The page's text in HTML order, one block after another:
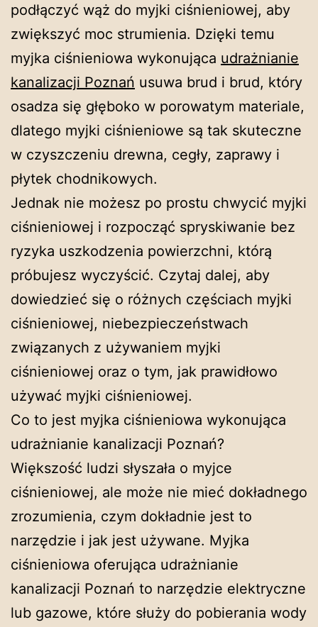
podłączyć wąż do myjki ciśnieniowej, aby
zwiększyć moc strumienia. Dzięki temu
myjka ciśnieniowa wykonująca udrażnianie
kanalizacji Poznań usuwa brud i brud, który
osadza się głęboko w porowatym materiale,
dlatego myjki ciśnieniowe są tak skuteczne
w czyszczeniu drewna, cegły, zaprawy i
płytek chodnikowych.
Jednak nie możesz po prostu chwycić myjki
ciśnieniowej i rozpocząć spryskiwanie bez
ryzyka uszkodzenia powierzchni, którą
próbujesz wyczyścić. Czytaj dalej, aby
dowiedzieć się o różnych częściach myjki
ciśnieniowej, niebezpieczeństwach
związanych z używaniem myjki
ciśnieniowej oraz o tym, jak prawidłowo
używać myjki ciśnieniowej.
Co to jest myjka ciśnieniowa wykonująca
udrażnianie kanalizacji Poznań?
Większość ludzi słyszała o myjce
ciśnieniowej, ale może nie mieć dokładnego
zrozumienia, czym dokładnie jest to
narzędzie i jak jest używane. Myjka
ciśnieniowa oferująca udrażnianie
kanalizacji Poznań to narzędzie elektryczne
lub gazowe, które służy do pobierania wody